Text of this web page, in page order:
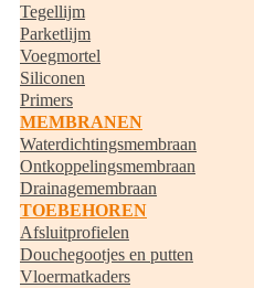
Tegellijm
Parketlijm
Voegmortel
Siliconen
Primers
MEMBRANEN
Waterdichtingsmembraan
Ontkoppelingsmembraan
Drainagemembraan
TOEBEHOREN
Afsluitprofielen
Douchegootjes en putten
Vloermatkaders